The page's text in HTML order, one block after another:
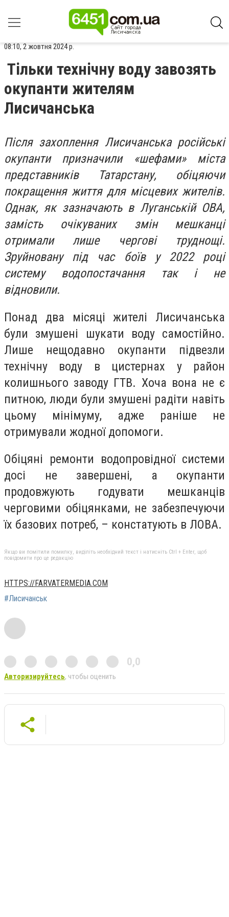
08:10, 2 жовтня 2024 р.
Тільки технічну воду завозять
окупанти жителям
Лисичанська
Після захоплення Лисичанська російські
окупанти призначили «шефами» міста
представників Татарстану, обіцяючи
покращення життя для місцевих жителів.
Однак, як зазначають в Луганській ОВА,
замість очікуваних змін мешканці
отримали лише чергові труднощі.
Зруйновану під час боїв у 2022 році
систему водопостачання так і не
відновили.
Понад два місяці жителі Лисичанська
були змушені шукати воду самостійно.
Лише нещодавно окупанти підвезли
технічну воду в цистернах у район
колишнього заводу ГТВ. Хоча вона не є
питною, люди були змушені радіти навіть
цьому мінімуму, адже раніше не
отримували жодної допомоги.
Обіцяні ремонти водопровідної системи
досі не завершені, а окупанти
продовжують годувати мешканців
черговими обіцянками, не забезпечуючи
їх базових потреб, – констатують в ЛОВА.
Якщо ви помітили помилку, виділіть необхідний текст і натисніть Ctrl + Enter, щоб
повідомити про це редакцію
HTTPS://FARVATERMEDIA.COM
#Лисичанськ
0,0
Авторизируйтесь, чтобы оценить